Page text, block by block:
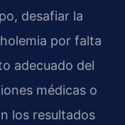
desafiar la
por falta
adecuado del
médicas o
los resultados